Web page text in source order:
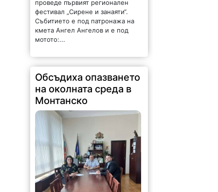
Обсъдиха опазването
на околната среда в
Монтанско
67 | 2026-08-07 13:22:00
Областният управител на